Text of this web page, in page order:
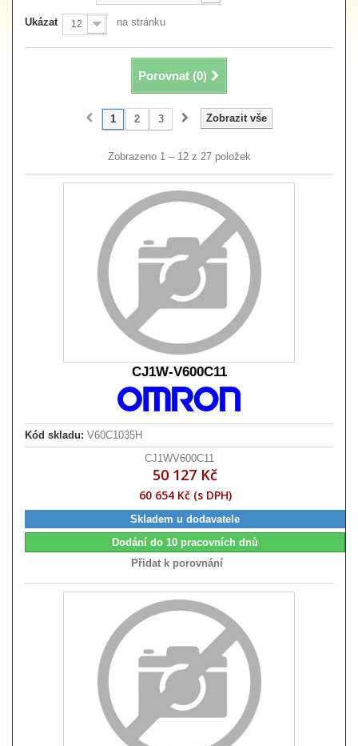
Ukázat 12 na stránku
Porovnat (0)
Zobrazit vše
1 2 3
Zobrazeno 1 – 12 z 27 položek
CJ1W-V600C11
Kód skladu: V60C1035H
CJ1WV600C11
50 127 Kč
60 654 Kč (s DPH)
Skladem u dodavatele
Dodání do 10 pracovních dnů
Přidat k porovnání